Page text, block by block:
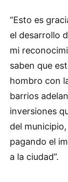
“Esto es
el desarrollo
mi
saben que
hombro con
barrios
inversiones
del
pagando el
a la ciudad”.